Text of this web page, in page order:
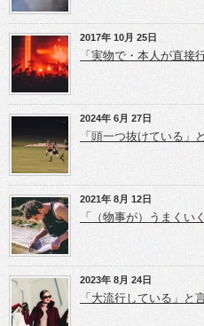
ウ
で
開
き
ま
す)
開
き
ま
す)
2017年 10月 25日
「実物で・本人が直接
2024年 6月 27日
「頭一つ抜けている」
2021年 8月 12日
「（物事が）うまくい
2023年 8月 24日
「大流行している」と